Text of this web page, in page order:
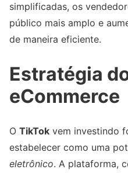
simplificadas, os
público mais amplo e
de maneira eficiente.
Estratégia
eCommerce
O TikTok vem investindo
estabelecer como uma
eletrônico. A plataforma,